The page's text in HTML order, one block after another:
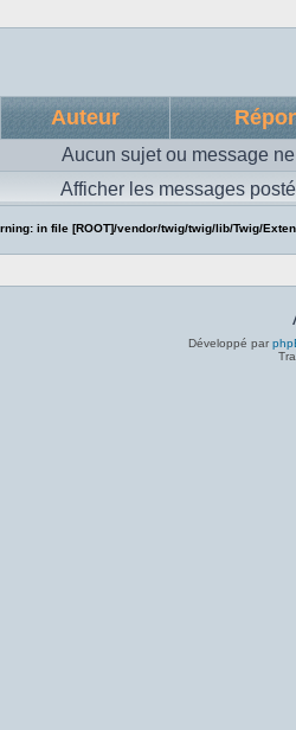
Auteur
Aucun sujet ou message
Afficher les messages
: in file [ROOT]/vendor/twig/twig/lib/Twig/
Développé par